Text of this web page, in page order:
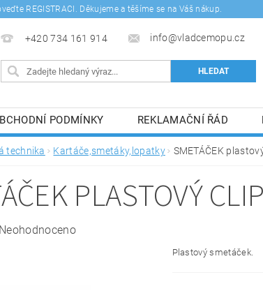
REGISTRACI. Děkujeme a těšíme se na Váš nákup.
+420 734 161 914 info@vladcemopu.cz
PODMÍNKY REKLAMAČNÍ ŘÁD
ZPRACOVÁNÍM OSOBNÍCH ÚDAJŮ.
technika Kartáče,smetáky,lopatky SMETÁČEK
PLASTOVÝ CLIP
Neohodnoceno
Plastový smetáček.